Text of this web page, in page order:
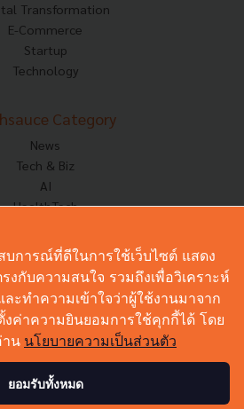
Transformation
E-Commerce
Startup
Technology
Category
News
Tech & Biz
AI
HealthTech
Corp Innov
Saucy Thoughts
Sustainable
Videos
Podcast
บการณ์ที่ดีในการใช้เว็บไซต์ แสดง
กับความสนใจ รวมถึงเพื่อวิเคราะห์
ละทำความเข้าใจว่าผู้ใช้งานมาจาก
ค่าความยินยอมการใช้คุกกี้ได้ โดย
าน นโยบายความเป็นส่วนตัว
ยอมรับทั้งหมด